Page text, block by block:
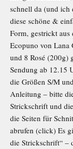
schnell da (und
diese schöne &
Form, gestrickt
Ecopuno von Lana
und 8 Rosé (200g)
Sendung ab 12.15
die Größen S/M
Anleitung – bitte
Strickschrift und
die Seiten für
abrufen (click) Es
die Strickschrift“ –